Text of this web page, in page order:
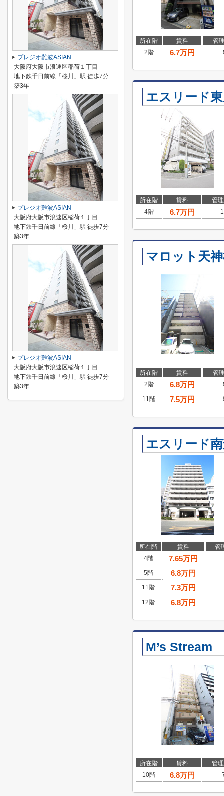
所在階 賃料
管
2階
6.7万円
エスリード
所在階 賃料
管
4階
6.7万円
マロット天
所在階 賃料
管
2階
6.8万円
11階 7.5万円
エスリード
所在階 賃料
管
4階
7.65万円
5階 6.8万円
11階 7.3万円
12階 6.8万円
M’s Stream
所在階 賃料
管
10階
6.8万円
プレジオ難波ASIAN
大阪府大阪市浪速区稲荷１丁目
地下鉄千日前線「桜川」駅 徒歩7分
築3年
プレジオ難波ASIAN
大阪府大阪市浪速区稲荷１丁目
地下鉄千日前線「桜川」駅 徒歩7分
築3年
プレジオ難波ASIAN
大阪府大阪市浪速区稲荷１丁目
地下鉄千日前線「桜川」駅 徒歩7分
築3年